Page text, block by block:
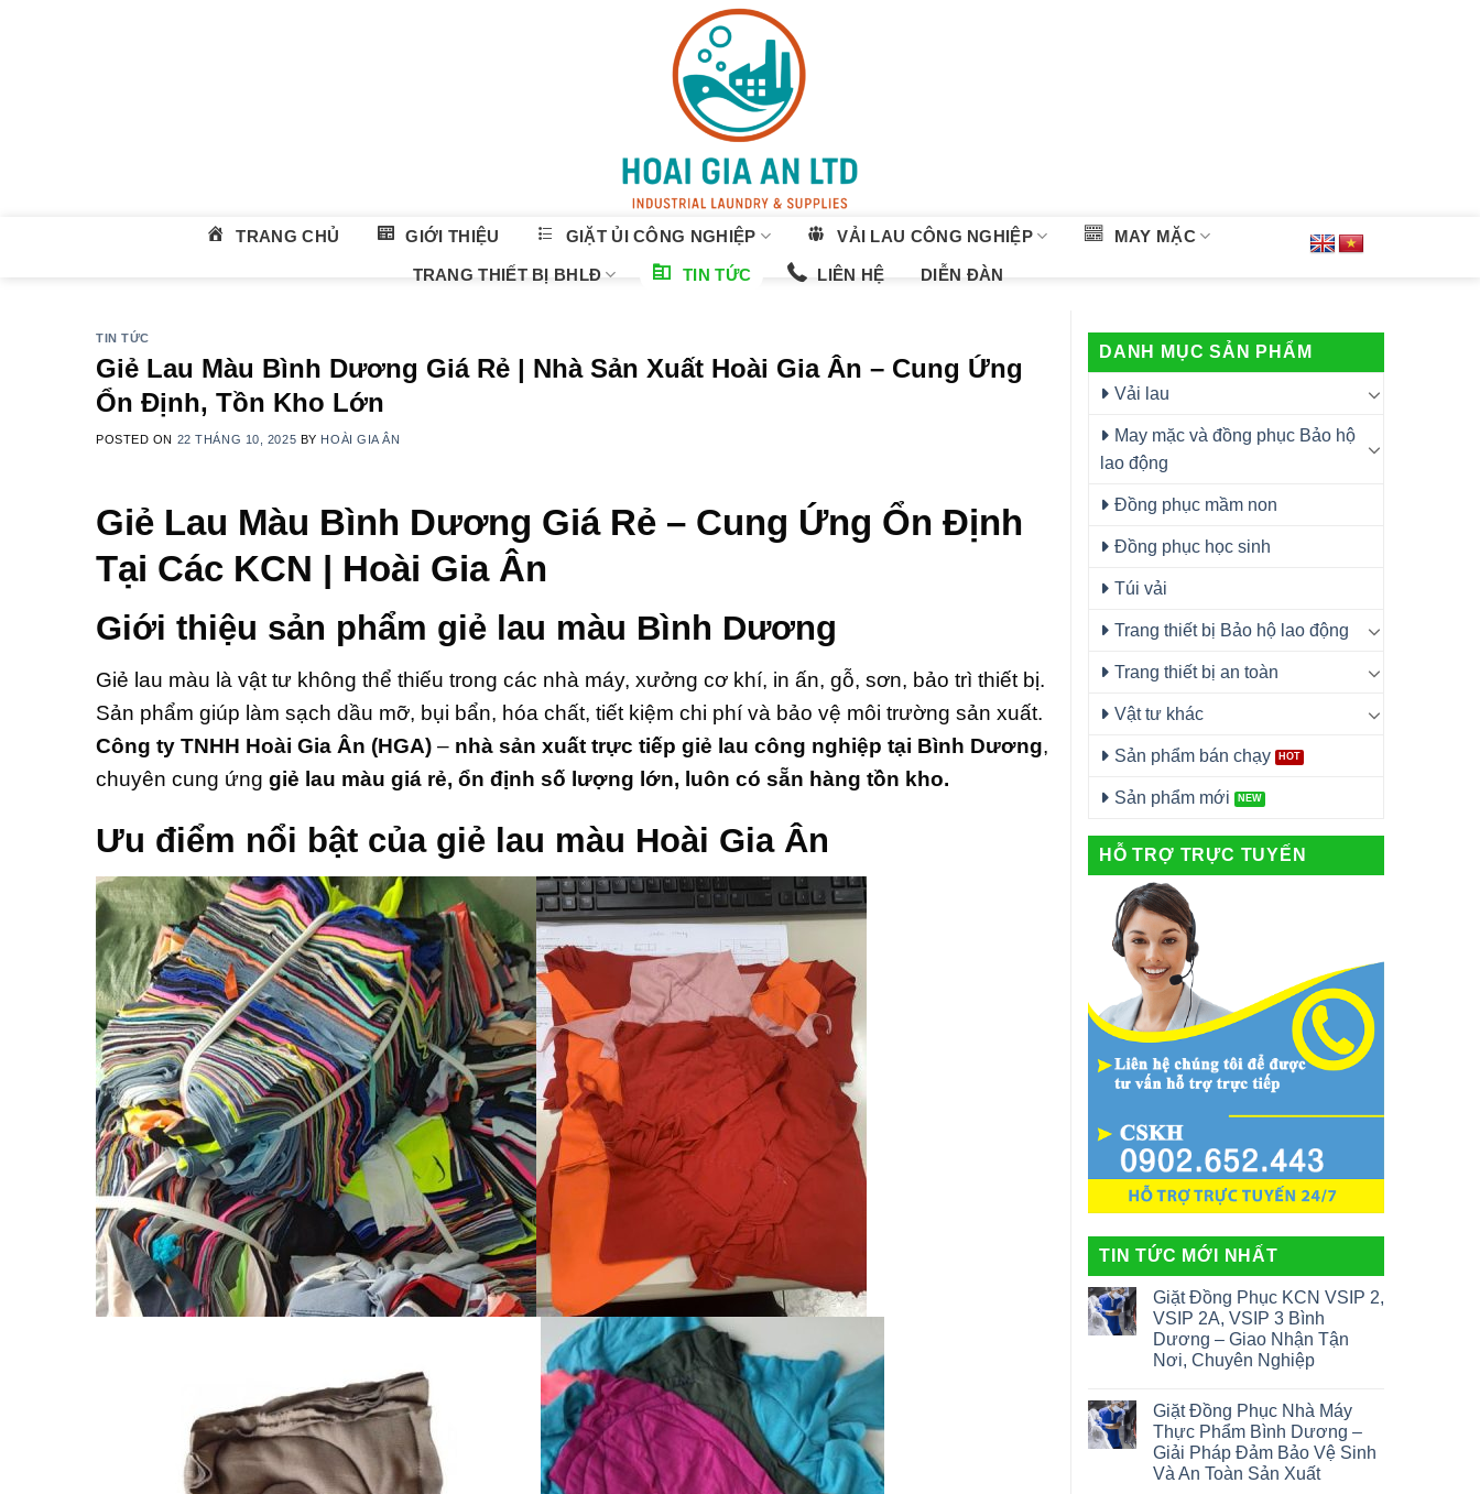
TRANG CHỦ GIỚI THIỆU GIẶT ỦI CÔNG NGHIỆP VẢI LAU CÔNG NGHIỆP MAY MẶC
TRANG THIẾT BỊ BHLĐ TIN TỨC LIÊN HỆ DIỄN ĐÀN
TIN TỨC
Giẻ Lau Màu Bình Dương Giá Rẻ | Nhà Sản Xuất Hoài Gia Ân – Cung Ứng
Ổn Định, Tồn Kho Lớn
POSTED ON 22 THÁNG 10, 2025 BY HOÀI GIA ÂN
Giẻ Lau Màu Bình Dương Giá Rẻ – Cung Ứng Ổn Định
Tại Các KCN | Hoài Gia Ân
Giới thiệu sản phẩm giẻ lau màu Bình Dương
Giẻ lau màu là vật tư không thể thiếu trong các nhà máy, xưởng cơ khí, in ấn, gỗ, sơn, bảo trì thiết bị.
Sản phẩm giúp làm sạch dầu mỡ, bụi bẩn, hóa chất, tiết kiệm chi phí và bảo vệ môi trường sản xuất.
Công ty TNHH Hoài Gia Ân (HGA) – nhà sản xuất trực tiếp giẻ lau công nghiệp tại Bình Dương,
chuyên cung ứng giẻ lau màu giá rẻ, ổn định số lượng lớn, luôn có sẵn hàng tồn kho.
Ưu điểm nổi bật của giẻ lau màu Hoài Gia Ân
DANH MỤC SẢN PHẨM
Vải lau
May mặc và đồng phục Bảo hộ
lao động
Đồng phục mầm non
Đồng phục học sinh
Túi vải
Trang thiết bị Bảo hộ lao động
Trang thiết bị an toàn
Vật tư khác
Sản phẩm bán chạy
Sản phẩm mới
HỖ TRỢ TRỰC TUYẾN
TIN TỨC MỚI NHẤT
Giặt Đồng Phục KCN VSIP 2,
VSIP 2A, VSIP 3 Bình
Dương – Giao Nhận Tận
Nơi, Chuyên Nghiệp
Giặt Đồng Phục Nhà Máy
Thực Phẩm Bình Dương –
Giải Pháp Đảm Bảo Vệ Sinh
Và An Toàn Sản Xuất